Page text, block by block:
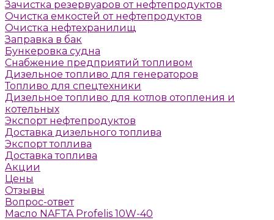
Зачистка резервуаров от нефтепродуктов
Очистка емкостей от нефтепродуктов
Очистка нефтехранилищ
Заправка в бак
Бункеровка судна
Снабжение предприятий топливом
Дизельное топливо для генераторов
Топливо для спецтехники
Дизельное топливо для котлов отопления и
котельных
Экспорт нефтепродуктов
Доставка дизельного топлива
Экспорт топлива
Доставка топлива
Акции
Цены
Отзывы
Вопрос-ответ
Масло NAFTA Profelis 10W-40